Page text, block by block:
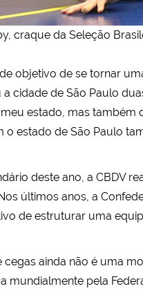
craque da Seleção
objetivo de se tornar
a cidade de São Paulo
estado, mas também
o estado de São Paulo
deste ano, a CBDV
últimos anos, a
de estruturar uma
cegas ainda não é uma
mundialmente pela